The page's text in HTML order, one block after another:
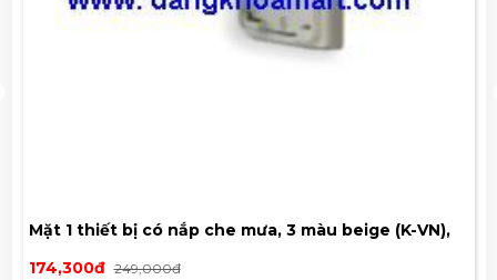
Mặt 1 thiết bị có nắp che mưa, 3 màu beige (K-VN),
xám (HK-VN), trắng (SWK-VN) Panasonic WEG7901
174,300đ 249,000đ